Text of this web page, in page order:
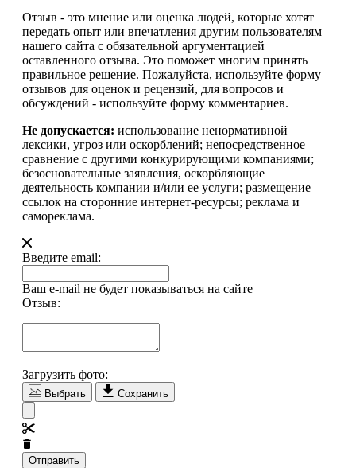
Отзыв - это мнение или оценка людей, которые хотят
передать опыт или впечатления другим пользователям
нашего сайта с обязательной аргументацией
оставленного отзыва. Это поможет многим принять
правильное решение. Пожалуйста, используйте форму
отзывов для оценок и рецензий, для вопросов и
обсуждений - используйте форму комментариев.
Не допускается: использование ненормативной
лексики, угроз или оскорблений; непосредственное
сравнение с другими конкурирующими компаниями;
безосновательные заявления, оскорбляющие
деятельность компании и/или ее услуги; размещение
ссылок на сторонние интернет-ресурсы; реклама и
самореклама.
Введите email:
Ваш e-mail не будет показываться на сайте
Отзыв:
Загрузить фото:
Выбрать Сохранить
Отправить